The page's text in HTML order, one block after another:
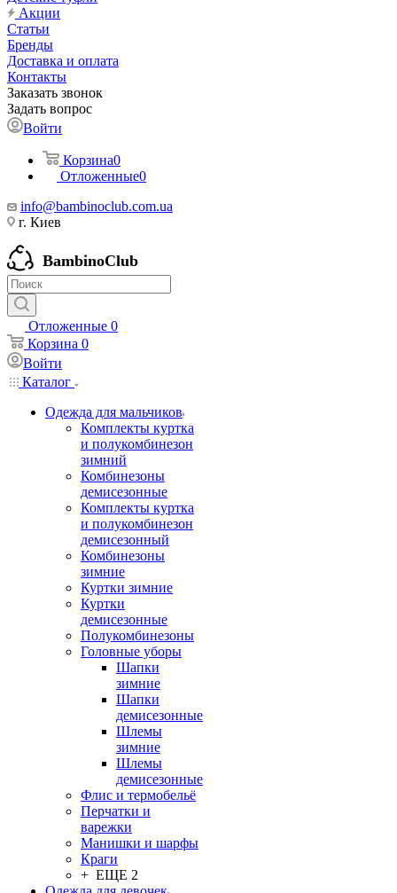
Акции
Статьи
Бренды
Доставка и оплата
Контакты
Заказать звонок
Задать вопрос
Войти
Корзина0
Отложенные0
info@bambinoclub.com.ua
г. Киев
BambinoClub
Отложенные 0
Корзина 0
Войти
Каталог
Одежда для мальчиков
Комплекты куртка
и полукомбинезон
зимний
Комбинезоны
демисезонные
Комплекты куртка
и полукомбинезон
демисезонный
Комбинезоны
зимние
Куртки зимние
Куртки
демисезонные
Полукомбинезоны
Головные уборы
Шапки
зимние
Шапки
демисезонные
Шлемы
зимние
Шлемы
демисезонные
Флис и термобельё
Перчатки и
варежки
Манишки и шарфы
Краги
+ ЕЩЕ 2